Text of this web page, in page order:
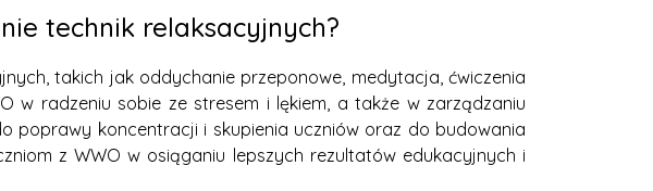
technik relaksacyjnych?
takich jak oddychanie przeponowe, medytacja, ćwiczenia
w radzeniu sobie ze stresem i lękiem, a także w zarządzaniu
poprawy koncentracji i skupienia uczniów oraz do budowania
z WWO w osiąganiu lepszych rezultatów edukacyjnych i